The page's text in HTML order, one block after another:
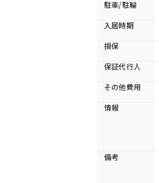
駐車/駐輪
入居時期
損保
保証代行人
その他費用
情報
備考